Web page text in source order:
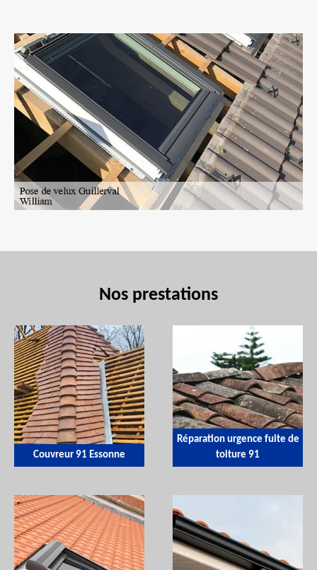
Nos prestations
Couvreur 91 Essonne
Réparation urgence fuite de
toiture 91